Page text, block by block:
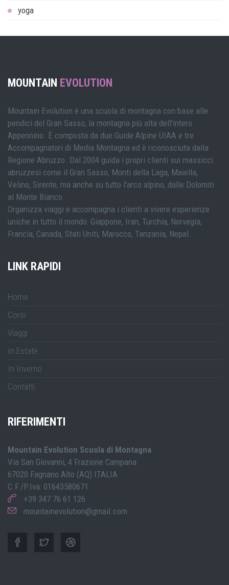
yoga
MOUNTAIN EVOLUTION
Mountain Evolution è una scuola di montagna con base alle
pendici del Gran Sasso, la montagna più alta dell'intero
Appennino. È composta da due Guide Alpine UIAA e tre
Accompagnatori di Media Montagna ed è riconosciuta dalla
Regione Abruzzo. Dal 2004 guida i propri clienti sui massicci
abruzzesi come il Gran Sasso, Monti della Laga, Maiella,
Velino, Sirente, ma anche su tutto l'arco alpino, dalle Dolomiti
al Monte Bianco.
Organizza viaggi e accompagna i clienti a vivere esperienze
uniche in tutto il mondo: Giappone, Iran, Turchia, Norvegia,
Francia, Canada, Stati Uniti, Marocco, Tanzania, Nepal.
LINK RAPIDI
Home
Corsi
Viaggi
In Estate
In Inverno
Contatti
RIFERIMENTI
Mountain Evolution Scuola di Montagna
Via San Giovanni, 4 Frazione Campana
67020 Fagnano Alto (AQ) ITALIA
C.F./P.Iva: 01643580671
+39 347 76 61 126
mountainevolution@gmail.com